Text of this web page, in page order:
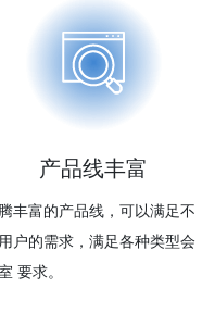
产品线丰富
丰富的产品线，可以满足不
户的需求，满足各种类型会
要求。